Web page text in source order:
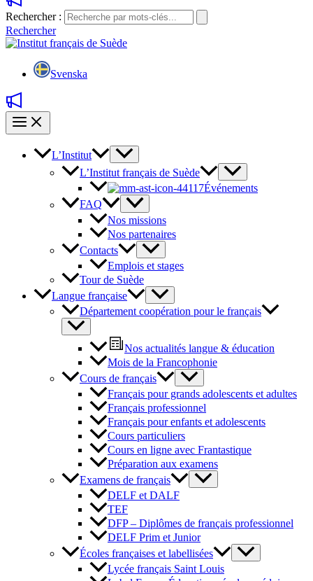
Rechercher :
Rechercher
Svenska
L’Institut
L’Institut français de Suède
Événements
FAQ
Nos missions
Nos partenaires
Contacts
Emplois et stages
Tour de Suède
Langue française
Département coopération pour le français
Nos actualités langue & éducation
Mois de la Francophonie
Cours de français
Français pour grands adolescents et adultes
Français professionnel
Français pour enfants et adolescents
Cours particuliers
Cours en ligne avec Frantastique
Préparation aux examens
Examens de français
DELF et DALF
TEF
DFP – Diplômes de français professionnel
DELF Prim et Junior
Écoles françaises et labellisées
Lycée français Saint Louis